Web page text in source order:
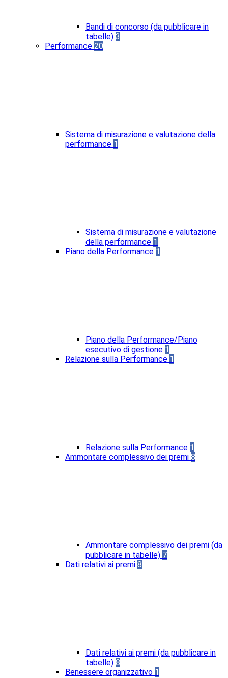
Bandi di concorso (da pubblicare in
tabelle) 3
Performance 20
Sistema di misurazione e valutazione della
performance 1
Sistema di misurazione e valutazione
della performance 1
Piano della Performance 1
Piano della Performance/Piano
esecutivo di gestione 1
Relazione sulla Performance 1
Relazione sulla Performance 1
Ammontare complessivo dei premi 8
Ammontare complessivo dei premi (da
pubblicare in tabelle) 7
Dati relativi ai premi 8
Dati relativi ai premi (da pubblicare in
tabelle) 8
Benessere organizzativo 1